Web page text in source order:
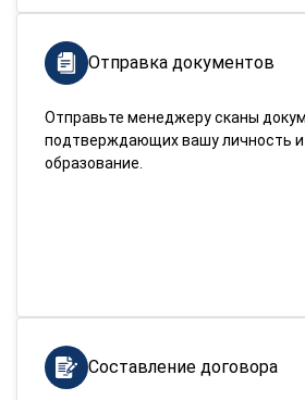
Отправка документов
Отправьте менеджеру сканы
подтверждающих вашу личность
образование.
Составление договора